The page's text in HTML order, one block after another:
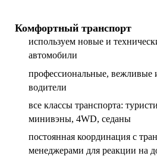
Комфортный транспорт
используем новые и
автомобили
профессиональные, вежливые
водители
все классы транспорта:
минивэны, 4WD, седаны
постоянная координация с
менеджерами для реакции на